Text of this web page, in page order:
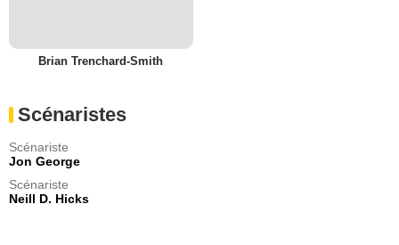
Brian Trenchard-Smith
Scénaristes
Scénariste
Jon George
Scénariste
Neill D. Hicks